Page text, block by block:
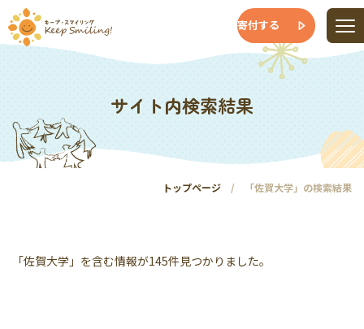
寄付する
サイト内検索結果
トップページ 「佐賀大学」の検索結果
「佐賀大学」を含む情報が145件見つかりました。